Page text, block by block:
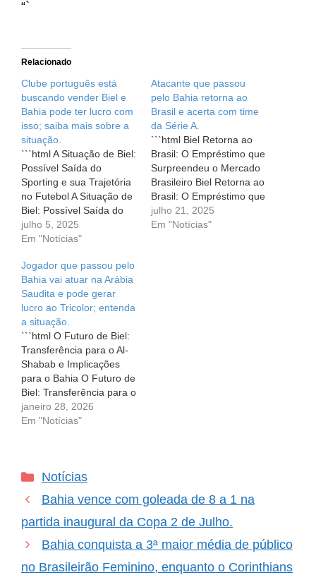
“`
Relacionado
Clube português está
buscando vender Biel e
Bahia pode ter lucro com
isso; saiba mais sobre a
situação.
```html A Situação de Biel:
Possível Saída do
Sporting e sua Trajetória
no Futebol A Situação de
Biel: Possível Saída do
Sporting e sua Trajetória
no Futebol Desde a sua
Sporting Lisboa, o
atacante Biel, ex-jogador
do Bahia, tem sido
assunto em conversas
sobre transferências.
Depois de…
julho 5, 2025
Em "Notícias"
Atacante que passou
pelo Bahia retorna ao
Brasil e acerta com time
da Série A.
```html Biel Retorna ao
Brasil: O Empréstimo que
Surpreendeu o Mercado
Brasileiro Biel Retorna ao
Brasil: O Empréstimo que
Surpreendeu o Mercado
Brasileiro O mundo do
julho 21, 2025
Em "Notícias"
Jogador que passou pelo
Bahia vai atuar na Arábia
Saudita e pode gerar
lucro ao Tricolor; entenda
a situação.
```html O Futuro de Biel:
Transferência para o Al-
Shabab e Implicações
para o Bahia O Futuro de
Biel: Transferência para o
Al-Shabab e Implicações
para o Bahia Ninguém
direções inesperadas.
atacante Biel, que, após
ser vendido…
janeiro 28, 2026
Em "Notícias"
Categorias
Notícias
Bahia vence com goleada de 8 a 1 na
partida inaugural da Copa 2 de Julho.
Bahia conquista a 3ª maior média de público
no Brasileirão Feminino, enquanto o Corinthians